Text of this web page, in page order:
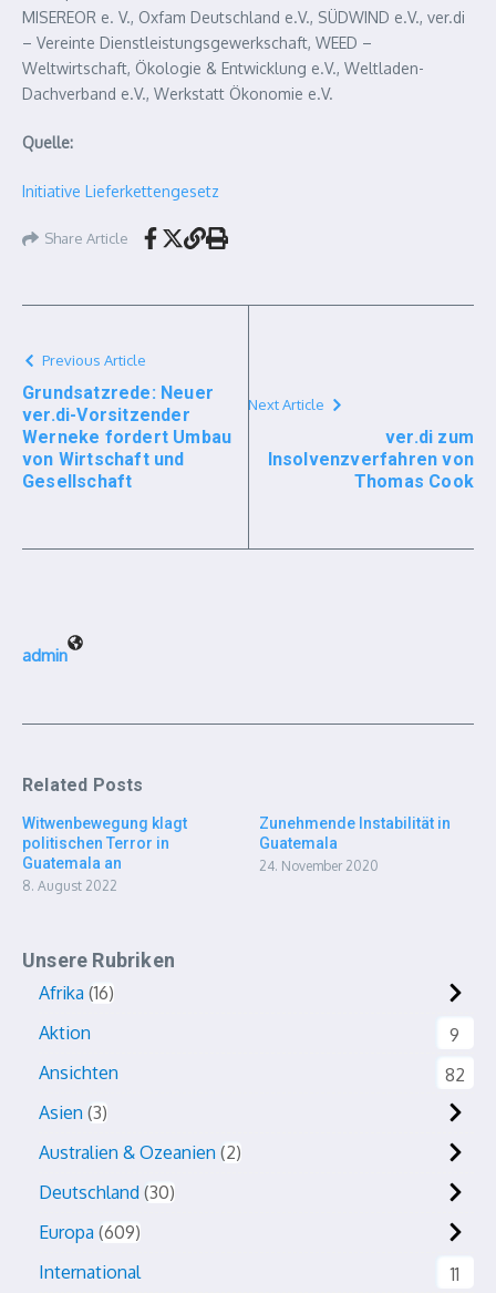
MISEREOR e. V., Oxfam Deutschland e.V., SÜDWIND e.V., ver.di
– Vereinte Dienstleistungsgewerkschaft, WEED –
Weltwirtschaft, Ökologie & Entwicklung e.V., Weltladen-
Dachverband e.V., Werkstatt Ökonomie e.V.
Quelle:
Initiative Lieferkettengesetz
Share Article
Previous Article
Grundsatzrede: Neuer
ver.di-Vorsitzender
Werneke fordert Umbau
von Wirtschaft und
Gesellschaft
Next Article
ver.di zum
Insolvenzverfahren von
Thomas Cook
admin
Related Posts
Witwenbewegung klagt
politischen Terror in
Guatemala an
8. August 2022
Zunehmende Instabilität in
Guatemala
24. November 2020
Unsere Rubriken
Afrika 16
Aktion
9
Ansichten
82
Asien 3
Australien & Ozeanien 2
Deutschland 30
Europa 609
International
11